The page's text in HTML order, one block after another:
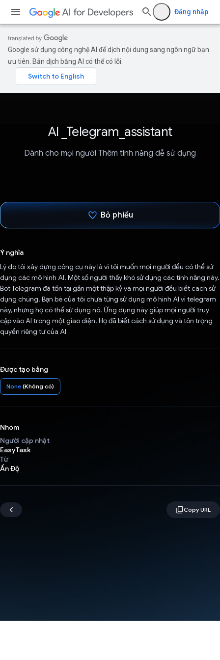
Đăng nhập
Google sử dụng công nghệ AI để dịch nội dung sang ngôn ngữ bạn
ưu tiên. Bản dịch bằng AI có thể có lỗi.
AI _Telegram_assistant
Dành cho mọi người Thêm tính năng dễ sử dụng
Bỏ phiếu
Ý nghĩa
Lý do tôi xây dựng công cụ này là vì tôi muốn mọi người đều có thể sử
dụng các mô hình AI. Một số người thấy khó sử dụng các tính năng này.
Bot Telegram đã tồn tại gần một thập kỷ và mọi người đều biết cách sử
dụng chúng. Bạn bè của tôi chưa từng sử dụng mô hình AI vì telegram
này, nhưng họ có thể sử dụng nó. Ứng dụng này giúp mọi người truy
cập vào AI trong một giao diện. Họ đã biết cách sử dụng và tôn trọng
quyền riêng tư của AI
Được tạo bằng
None (Không có)
Nhóm
Người cập nhật
EasyTask
Từ
Ấn Độ